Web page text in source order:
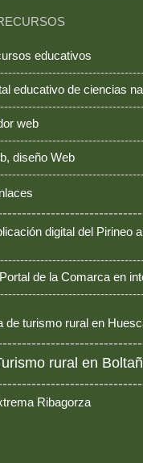
educativos
educativo de ciencias
web
diseño Web
digital del Pirineo
de la Comarca en
de turismo rural en
rural en
Ribagorza